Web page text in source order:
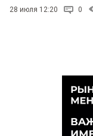
28 июля 12:20 0